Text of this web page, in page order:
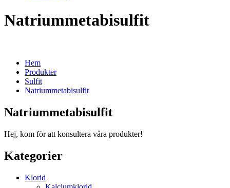
Natriummetabisulfit
Hem
Produkter
Sulfit
Natriummetabisulfit
Natriummetabisulfit
Hej, kom för att konsultera våra produkter!
Kategorier
Klorid